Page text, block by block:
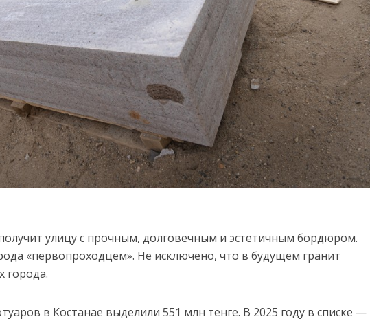
улицу с прочным, долговечным и эстетичным бордюром.
«первопроходцем». Не исключено, что в будущем гранит
города.
в Костанае выделили 551 млн тенге. В 2025 году в списке —